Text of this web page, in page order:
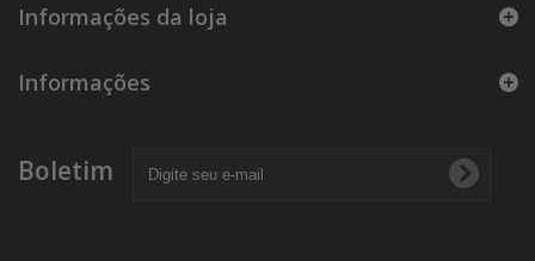
Informações da loja
Informações
Boletim